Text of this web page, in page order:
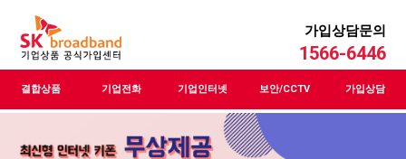
가입상담문의
1566-6446
결합상품 기업전화 기업인터넷 보안/CCTV 가입상담